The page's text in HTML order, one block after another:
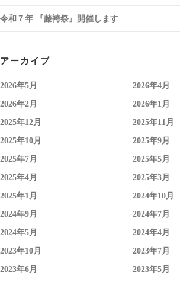
令和７年 『藤袴祭』開催します
アーカイブ
2026年5月 2026年4月
2026年2月 2026年1月
2025年12月 2025年11月
2025年10月 2025年9月
2025年7月 2025年5月
2025年4月 2025年3月
2025年1月 2024年10月
2024年9月 2024年7月
2024年5月 2024年4月
2023年10月 2023年7月
2023年6月 2023年5月